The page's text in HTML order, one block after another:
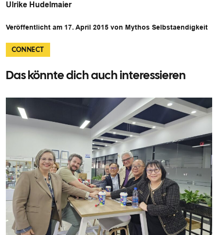
Ulrike Hudelmaier
Veröffentlicht am 17. April 2015 von Mythos Selbstaendigkeit
CONNECT
Das könnte dich auch interessieren